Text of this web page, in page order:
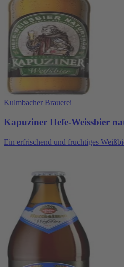
Kulmbacher Brauerei
Kapuziner Hefe-Weissbier
Ein erfrischend und fruchtiges